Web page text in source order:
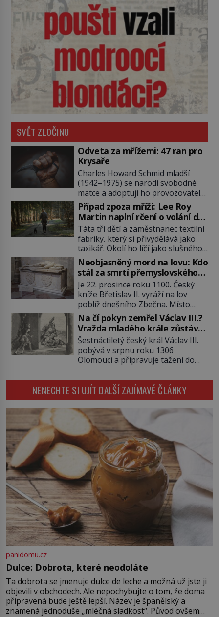
SVĚT ZLOČINU
Odveta za mřížemi: 47 ran pro
Krysaře
Charles Howard Schmid mladší
(1942–1975) se narodí svobodné
matce a adoptují ho provozovatelé
pečovatelského domu Charles a
Katharine Schmidovi. Synek jim
mnoho radosti nepřinese. Mezi
přáteli v arizonském Tusconu se
mu přezdívá Krysař. Je to pohledný
a charismatický mladík, kterému to
ve škole dvakrát nejde. Exceluje ale
v tělocviku. Škola si díky němu
může vystavit […]
Případ zpoza mříží: Lee Roy
Martin naplní rčení o volání do
lesa
Táta tří dětí a zaměstnanec textilní
fabriky, který si přivydělává jako
taxikář. Okolí ho líčí jako slušného
člověka. To je Lee Roy Martin
(1937–1972), jinak též Škrtič z
Gaffney, městečka v Jižní Karolíně.
Mezi lety 1967 až 1968 zavraždí dvě
ženy a dvě dívky. Dne 20. května
1967 znásilní a zavraždí 32letou
Annie Lucille Dedmondovou. […]
Neobjasněný mord na lovu: Kdo
stál za smrtí přemyslovského
knížete Břetislava II.?
Je 22. prosince roku 1100. Český
kníže Břetislav II. vyráží na lov
poblíž dnešního Zbečna. Místo
návratu na Pražský hrad však
přichází smrt. Muž na něj zaútočí
kopím a panovník svým zraněním
podlehne. Kdo atentát zosnoval a
proč? Odpověď neznají ani historici
po více než devíti stech letech.
[…]
Na čí pokyn zemřel Václav III.?
Vražda mladého krále zůstává
po 720 letech nevyřešenou
záhadou
Šestnáctiletý český král Václav III.
pobývá v srpnu roku 1306
Olomouci a připravuje tažení do
však přichází smrt. Poslední
mužský potomek rodu
Přemyslovců padá rukou vraha a
české dějiny se během jediného
dne obracejí naruby. Ani po více
než sedmi stech letech není jisté,
kdo tehdy vraždil, a právě to činí
[…]
NENECHTE SI UJÍT DALŠÍ ZAJÍMAVÉ ČLÁNKY
panidomu.cz
Dulce: Dobrota, které neodoláte
Ta dobrota se jmenuje dulce de leche a možná už jste ji
objevili v obchodech. Ale nepochybujte o tom, že doma
připravená bude ještě lepší. Název je španělský a
znamená jednoduše „mléčná sladkost“. Původ ovšem